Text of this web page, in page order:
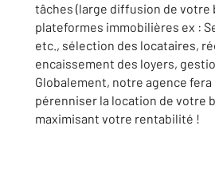
tâches (large diffusion de votre
plateformes immobilières ex :
etc., sélection des locataires,
encaissement des loyers,
Globalement, notre agence
pérenniser la location de votre
maximisant votre rentabilité !